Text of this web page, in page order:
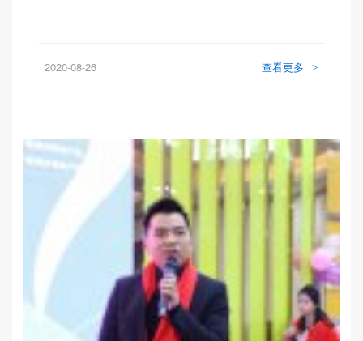
2020-08-26 查看更多 >